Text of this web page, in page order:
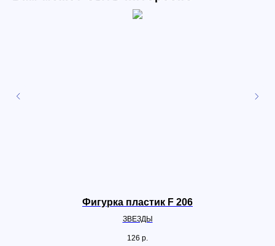
Фигурка пластик F 206
ЗВЕЗДЫ
126 р.